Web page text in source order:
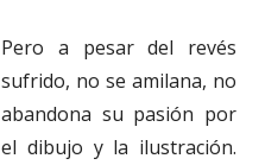
Pero a pesar del revés
sufrido, no se amilana, no
abandona su pasión por
el dibujo y la ilustración.